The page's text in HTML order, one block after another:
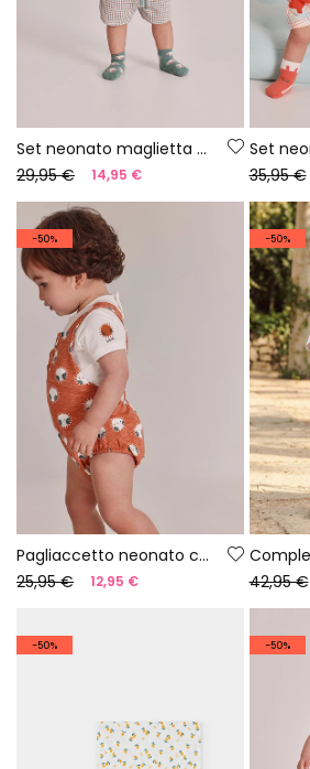
Set neonato maglietta e pantaloncini in cotone verde
29,95 €
14,95 €
35,95 €
-50%
Pagliaccetto neonato cotone stampato
25,95 €
12,95 €
-50%
42,95 €
-50% -50%